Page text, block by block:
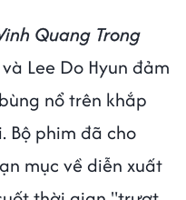
Quang Trong
và Lee Do Hyun đảm
nổ trên khắp
Bộ phim đã cho
mục về diễn xuất